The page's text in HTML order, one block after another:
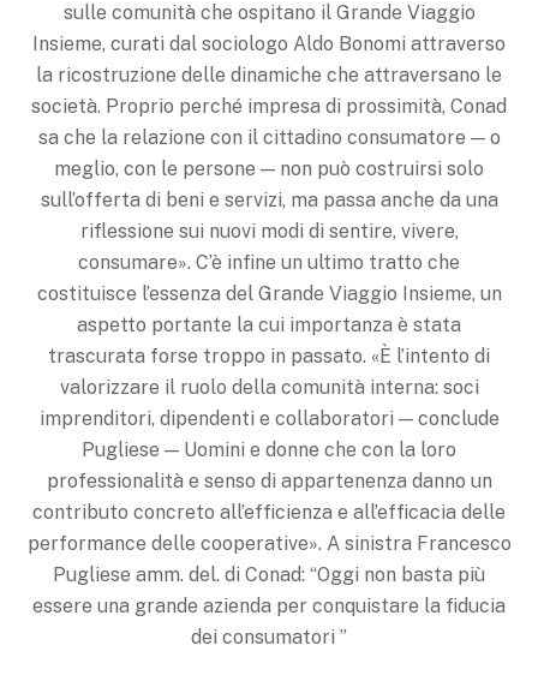
sulle comunità che ospitano il Grande Viaggio
Insieme, curati dal sociologo Aldo Bonomi attraverso
la ricostruzione delle dinamiche che attraversano le
società. Proprio perché impresa di prossimità, Conad
sa che la relazione con il cittadino consumatore — o
meglio, con le persone — non può costruirsi solo
sull’offerta di beni e servizi, ma passa anche da una
riflessione sui nuovi modi di sentire, vivere,
consumare». C’è infine un ultimo tratto che
costituisce l’essenza del Grande Viaggio Insieme, un
aspetto portante la cui importanza è stata
trascurata forse troppo in passato. «È l’intento di
valorizzare il ruolo della comunità interna: soci
imprenditori, dipendenti e collaboratori — conclude
Pugliese — Uomini e donne che con la loro
professionalità e senso di appartenenza danno un
contributo concreto all’efficienza e all’efficacia delle
performance delle cooperative». A sinistra Francesco
Pugliese amm. del. di Conad: “Oggi non basta più
essere una grande azienda per conquistare la fiducia
dei consumatori ”